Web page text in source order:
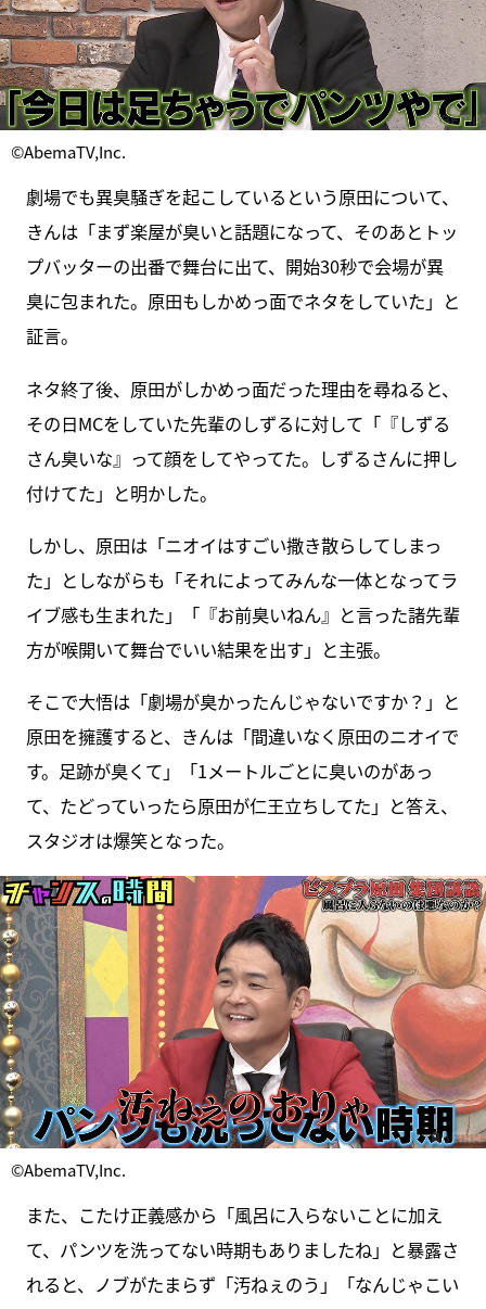
©AbemaTV,Inc.
劇場でも異臭騒ぎを起こしているという原田について、
きんは「まず楽屋が臭いと話題になって、そのあとトッ
プバッターの出番で舞台に出て、開始30秒で会場が異
臭に包まれた。原田もしかめっ面でネタをしていた」と
証言。
ネタ終了後、原田がしかめっ面だった理由を尋ねると、
その日MCをしていた先輩のしずるに対して「『しずる
さん臭いな』って顔をしてやってた。しずるさんに押し
付けてた」と明かした。
しかし、原田は「ニオイはすごい撒き散らしてしまっ
た」としながらも「それによってみんな一体となってラ
イブ感も生まれた」「『お前臭いねん』と言った諸先輩
方が喉開いて舞台でいい結果を出す」と主張。
そこで大悟は「劇場が臭かったんじゃないですか？」と
原田を擁護すると、きんは「間違いなく原田のニオイで
す。足跡が臭くて」「1メートルごとに臭いのがあっ
て、たどっていったら原田が仁王立ちしてた」と答え、
スタジオは爆笑となった。
©AbemaTV,Inc.
また、こたけ正義感から「風呂に入らないことに加え
て、パンツを洗ってない時期もありましたね」と暴露さ
れると、ノブがたまらず「汚ねぇのう」「なんじゃこい